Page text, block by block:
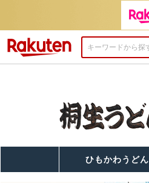
ひもかわうどん